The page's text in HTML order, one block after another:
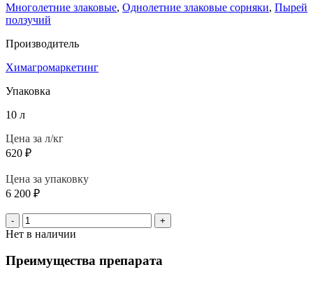
Многолетние злаковые, Однолетние злаковые сорняки, Пырей
ползучий
Производитель
Химагромаркетинг
Упаковка
10 л
Цена за л/кг
620 ₽
Цена за упаковку
6 200 ₽
- +
Нет в наличии
Преимущества препарата